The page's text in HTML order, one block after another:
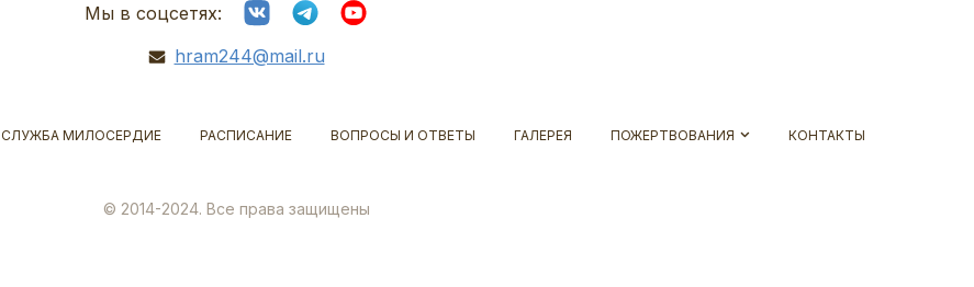
Мы в соцсетях:
hram244@mail.ru
СЛУЖБА МИЛОСЕРДИЕ РАСПИСАНИЕ ВОПРОСЫ И ОТВЕТЫ ГАЛЕРЕЯ ПОЖЕРТВОВАНИЯ КОНТАКТЫ
© 2014-2024. Все права защищены